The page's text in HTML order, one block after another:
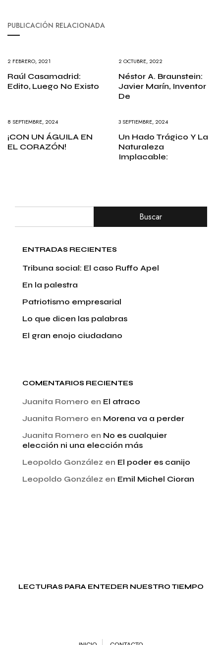
PUBLICACIÓN RELACIONADA
2 FEBRERO, 2021
Raúl Casamadrid:
Edito, Luego No Existo
2 OCTUBRE, 2022
Néstor A. Braunstein:
Javier Marín, Inventor
De
8 SEPTIEMBRE, 2024
¡CON UN ÁGUILA EN
EL CORAZÓN!
3 SEPTIEMBRE, 2024
Un Hado Trágico Y La
Naturaleza
Implacable:
Buscar
ENTRADAS RECIENTES
Tribuna social: El caso Ruffo Apel
En la palestra
Patriotismo empresarial
Lo que dicen las palabras
El gran enojo ciudadano
COMENTARIOS RECIENTES
Juanita Romero en El atraco
Juanita Romero en Morena va a perder
Juanita Romero en No es cualquier
elección ni una elección más
Leopoldo González en El poder es canijo
Leopoldo González en Emil Michel Cioran
LECTURAS PARA ENTEDER NUESTRO TIEMPO